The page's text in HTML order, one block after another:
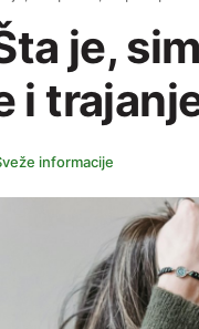
je,
i
informacije